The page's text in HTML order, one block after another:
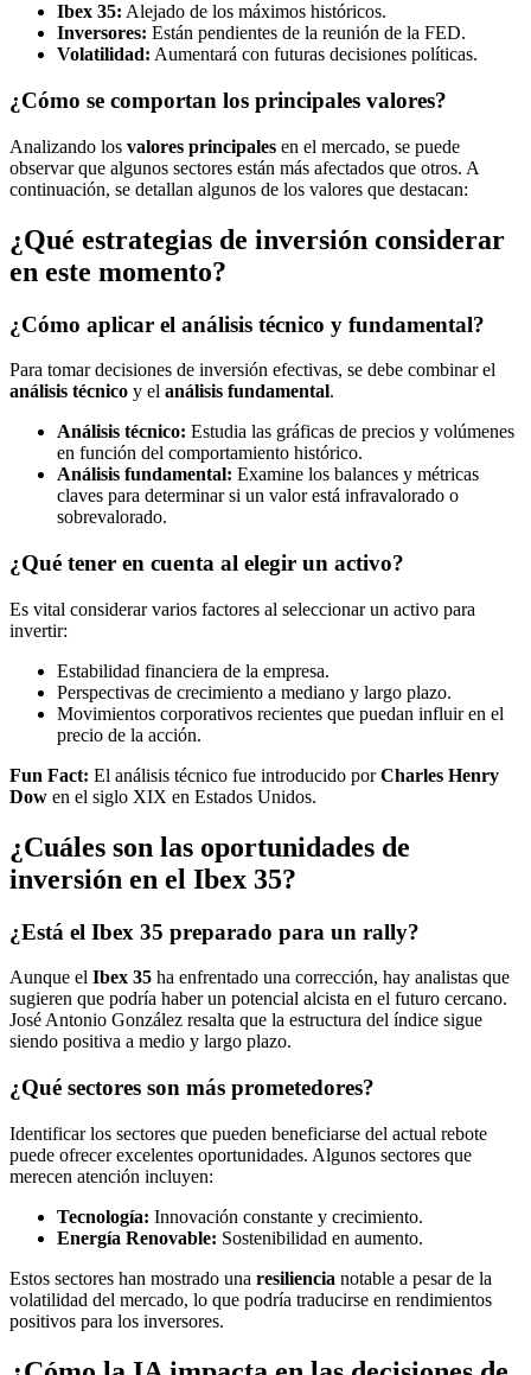
Ibex 35: Alejado de los máximos históricos.
Inversores: Están pendientes de la reunión de la FED.
Volatilidad: Aumentará con futuras decisiones políticas.
¿Cómo se comportan los principales valores?
Analizando los valores principales en el mercado, se puede
observar que algunos sectores están más afectados que otros. A
continuación, se detallan algunos de los valores que destacan:
¿Qué estrategias de inversión considerar
en este momento?
¿Cómo aplicar el análisis técnico y fundamental?
Para tomar decisiones de inversión efectivas, se debe combinar el
análisis técnico y el análisis fundamental.
Análisis técnico: Estudia las gráficas de precios y volúmenes
en función del comportamiento histórico.
Análisis fundamental: Examine los balances y métricas
claves para determinar si un valor está infravalorado o
sobrevalorado.
¿Qué tener en cuenta al elegir un activo?
Es vital considerar varios factores al seleccionar un activo para
invertir:
Estabilidad financiera de la empresa.
Perspectivas de crecimiento a mediano y largo plazo.
Movimientos corporativos recientes que puedan influir en el
precio de la acción.
Fun Fact: El análisis técnico fue introducido porCharles Henry
Dow en el siglo XIX en Estados Unidos.
¿Cuáles son las oportunidades de
inversión en el Ibex 35?
¿Está el Ibex 35 preparado para un rally?
Aunque el Ibex 35 ha enfrentado una corrección, hay analistas que
sugieren que podría haber un potencial alcista en el futuro cercano.
José Antonio González resalta que la estructura del índice sigue
siendo positiva a medio y largo plazo.
¿Qué sectores son más prometedores?
Identificar los sectores que pueden beneficiarse del actual rebote
puede ofrecer excelentes oportunidades. Algunos sectores que
merecen atención incluyen:
Tecnología: Innovación constante y crecimiento.
Energía Renovable: Sostenibilidad en aumento.
Estos sectores han mostrado una resiliencia notable a pesar de la
volatilidad del mercado, lo que podría traducirse en rendimientos
positivos para los inversores.